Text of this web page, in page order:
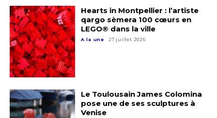
Nom
Prénom
Statut / Organisation
J'accepte lestermes et conditions
Adresse email*
Prénom
Hearts in Montpellier : l’artiste
qargo sèmera 100 cœurs en
LEGO® dans la ville
A la une 27 juillet 2026
Le Toulousain James Colomina
pose une de ses sculptures à
Venise